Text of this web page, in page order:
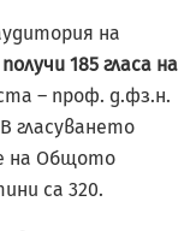
на
185 гласа на
– проф. д.фз.н.
В гласуването
на Общото
са 320.